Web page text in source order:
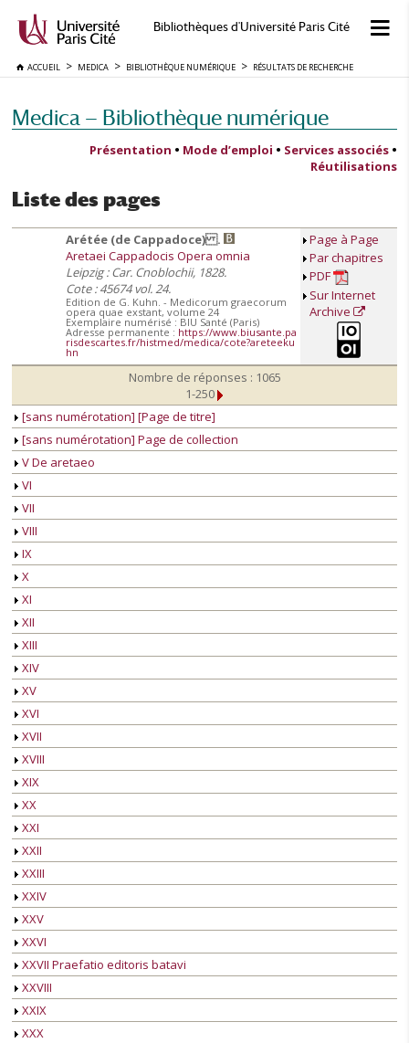
Bibliothèques d'Université Paris Cité
ACCUEIL MEDICA BIBLIOTHÈQUE NUMÉRIQUE RÉSULTATS DE RECHERCHE
Medica — Bibliothèque numérique
Présentation • Mode d’emploi • Services associés •
Réutilisations
Liste des pages
Arétée (de Cappadoce) .
Aretaei Cappadocis Opera omnia
Leipzig : Car. Cnoblochii, 1828.
Cote : 45674 vol. 24.
Edition de G. Kuhn. - Medicorum graecorum
opera quae exstant, volume 24
Exemplaire numérisé : BIU Santé (Paris)
Adresse permanente : https://www.biusante.pa
risdescartes.fr/histmed/medica/cote?areteeku
hn
Page à Page
Par chapitres
PDF
Sur Internet
Archive
Nombre de réponses : 1065
1-250
[sans numérotation] [Page de titre]
[sans numérotation] Page de collection
V De aretaeo
VI
VII
VIII
IX
X
XI
XII
XIII
XIV
XV
XVI
XVII
XVIII
XIX
XX
XXI
XXII
XXIII
XXIV
XXV
XXVI
XXVII Praefatio editoris batavi
XXVIII
XXIX
XXX